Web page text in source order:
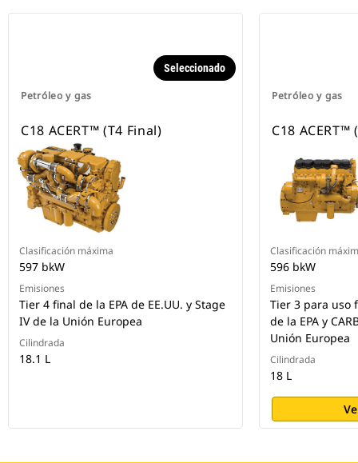
Petróleo y gas
Seleccionado
C18 ACERT™ (T4 Final)
Clasificación máxima
597 bkW
Emisiones
Tier 4 final de la EPA de EE.UU. y Stage
IV de la Unión Europea
Cilindrada
18.1 L
Petróleo y gas
C18
Clasificación
596 bkW
Emisiones
Tier 3 para uso
de la EPA y
Unión Europea
Cilindrada
18 L